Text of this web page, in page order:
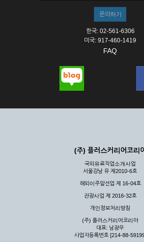
스가 불가능할 경우 회사는 사전 공지나 예고
부 또는 일부를 일시적 또는 영구적으로 중지
③ 기타 회사는 서비스를 제공할 수 없는 합
④ 회사는 제 2항 및 제 3항의 사유로 서비스
여 배상하지 않습니다.
제3장 권리 및 의무
공할 수 있도록 최선의 노력을 다하여야 합니
게 누설, 배포하여서는 안됩니다. 다만, 관계
기관 등의 합법적인 요구가 있는 경우에는
③ 회사는 이용자로부터 제기되는 의견이나
인정할 경우에는 즉시 처리하여야 하며, 즉
우 그 처리를 위해 노력해야 합니다.
제7조 (회원의 의무)
① 회원은 ID와 비밀 번호에 관한 모든 관리
한국: 02-561-6306
미국: 917-460-1419
FAQ
(주) 플러스커리어코리
국외유료직업소개사업
서울강남 유 제2010-6호
해외이주알선업 제 16-04호
관광사업 제 2016-32호
개인정보처리방침
(주) 플러스커리어코리아
대표: 남광우
사업자등록번호 [214-88-